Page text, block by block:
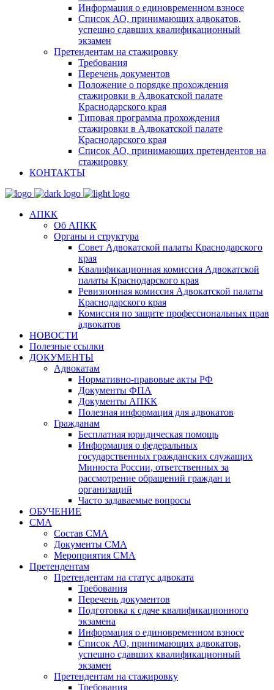
Информация о единовременном взносе
Список АО, принимающих адвокатов,
успешно сдавших квалификационный
экзамен
Претендентам на стажировку
Требования
Перечень документов
Положение о порядке прохождения
стажировки в Адвокатской палате
Краснодарского края
Типовая программа прохождения
стажировки в Адвокатской палате
Краснодарского края
Список АО, принимающих претендентов на
стажировку
КОНТАКТЫ
АПКК
Об АПКК
Органы и структура
Совет Адвокатской палаты Краснодарского
края
Квалификационная комиссия Адвокатской
палаты Краснодарского края
Ревизионная комиссия Адвокатской палаты
Краснодарского края
Комиссия по защите профессиональных прав
адвокатов
НОВОСТИ
Полезные ссылки
ДОКУМЕНТЫ
Адвокатам
Нормативно-правовые акты РФ
Документы ФПА
Документы АПКК
Полезная информация для адвокатов
Гражданам
Бесплатная юридическая помощь
Информация о федеральных
государственных гражданских служащих
Минюста России, ответственных за
рассмотрение обращений граждан и
организаций
Часто задаваемые вопросы
ОБУЧЕНИЕ
СМА
Состав СМА
Документы СМА
Мероприятия СМА
Претендентам
Претендентам на статус адвоката
Требования
Перечень документов
Подготовка к сдаче квалификационного
экзамена
Информация о единовременном взносе
Список АО, принимающих адвокатов,
успешно сдавших квалификационный
экзамен
Претендентам на стажировку
Требования